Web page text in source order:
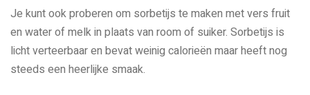
Je kunt ook proberen om sorbetijs te maken met vers fruit
en water of melk in plaats van room of suiker. Sorbetijs is
licht verteerbaar en bevat weinig calorieën maar heeft nog
steeds een heerlijke smaak.